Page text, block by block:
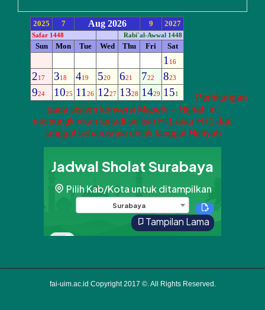
Perhitungan
pada sistem konversi Masehi – Hijriah ini
memungkinkan terjadi selisih H-1 atau H+1 dari
tanggal seharusnya untuk tanggal Hijriyah
fai-uim.ac.id Copyright 2017 ©. All Rights Reserved.